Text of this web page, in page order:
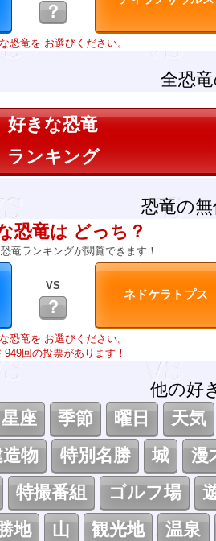
？
恐竜を お選びください。
全恐
好きな恐竜
ランキング
恐竜の
恐竜は どっち？
竜ランキングが閲覧できます！
VS
？
恐竜を お選びください。
949回の投票があります！
他の好
星座 季節 曜日
天気
物
特別名勝 城
漫
特撮番組 ゴルフ場
地 山 観光地
温泉